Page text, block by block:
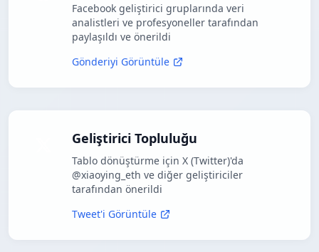
Facebook geliştirici gruplarında veri
analistleri ve profesyoneller tarafından
paylaşıldı ve önerildi
Gönderiyi Görüntüle
Geliştirici Topluluğu
Tablo dönüştürme için X (Twitter)'da
@xiaoying_eth ve diğer geliştiriciler
tarafından önerildi
Tweet'i Görüntüle